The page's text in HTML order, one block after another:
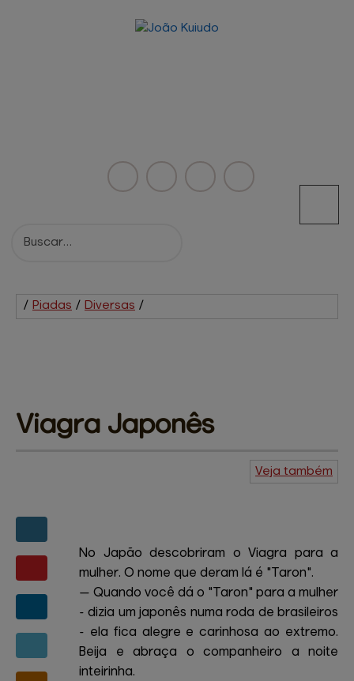
/ Piadas / Diversas /
Viagra Japonês
Veja também
No Japão descobriram o Viagra para a
mulher. O nome que deram lá é "Taron".
— Quando você dá o "Taron" para a mulher
- dizia um japonês numa roda de brasileiros
- ela fica alegre e carinhosa ao extremo.
Beija e abraça o companheiro a noite
inteirinha.